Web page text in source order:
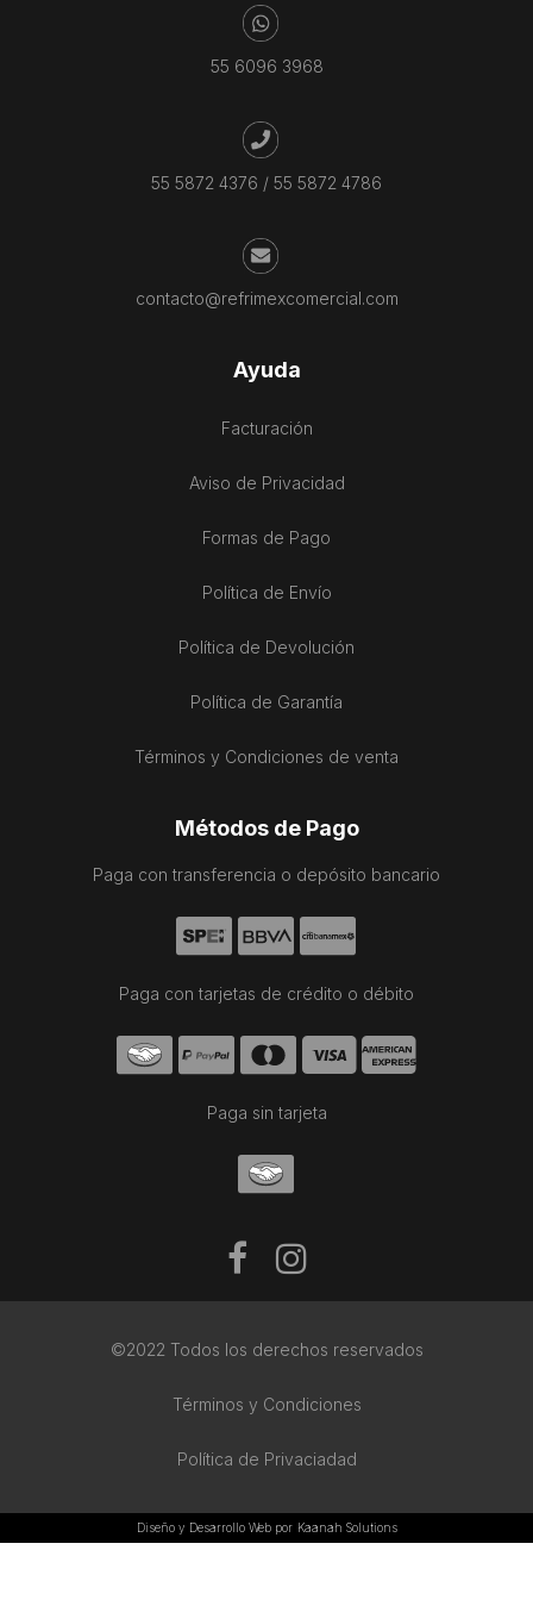
55 6096 3968
55 5872 4376 / 55 5872 4786
contacto@refrimexcomercial.com
Ayuda
Facturación
Aviso de Privacidad
Formas de Pago
Política de Envío
Política de Devolución
Política de Garantía
Términos y Condiciones de venta
Métodos de Pago
Paga con transferencia o depósito bancario
Paga con tarjetas de crédito o débito
Paga sin tarjeta
©2022 Todos los derechos reservados
Términos y Condiciones
Política de Privaciadad
Diseño y Desarrollo Web por Kaanah Solutions